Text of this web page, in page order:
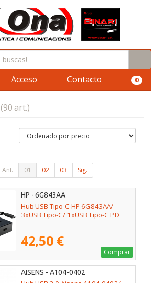
Acceso Contacto 0
(90 art.)
Ant. 01 02 03 Sig.
HP - 6G843AA
Hub USB Tipo-C HP 6G843AA/
3xUSB Tipo-C/ 1xUSB Tipo-C PD
42,50 €
Comprar
AISENS - A104-0402